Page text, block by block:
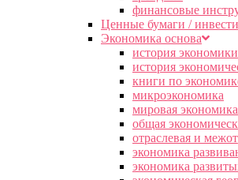
финансовые
Ценные бумаги /
Экономика основа
история экономики
история
книги по
микроэкономика
мировая экономика
общая
отраслевая и
экономика
экономика